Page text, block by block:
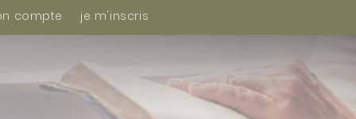
compte je m'inscris